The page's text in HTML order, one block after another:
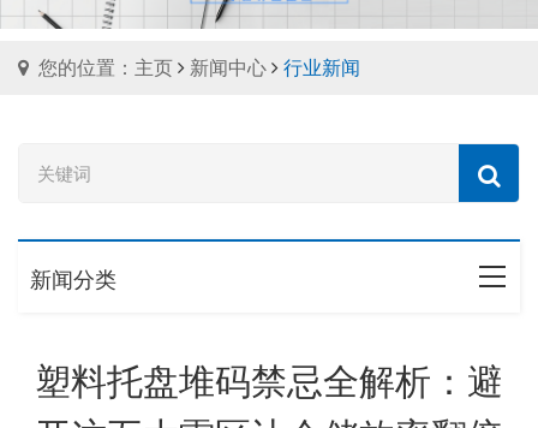
您的位置：主页 新闻中心 行业新闻
新闻分类
塑料托盘堆码禁忌全解析：避